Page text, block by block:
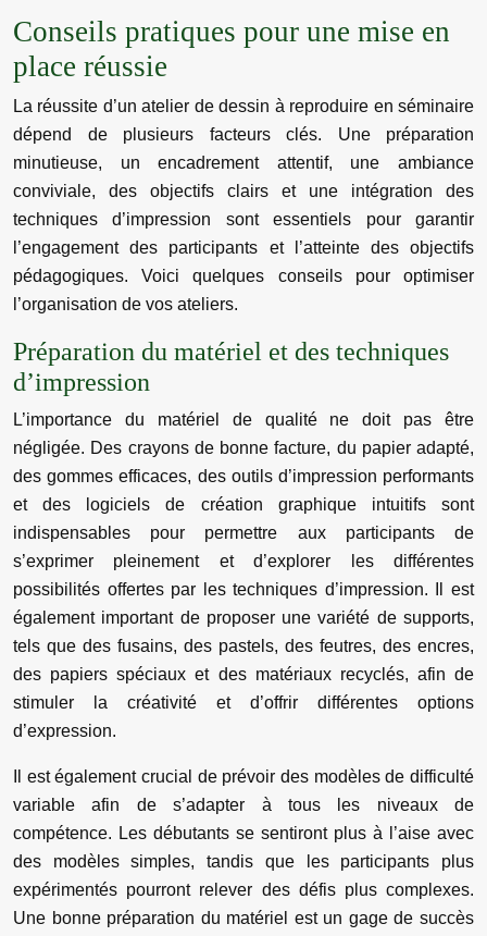
Conseils pratiques pour une mise en
place réussie
La réussite d’un atelier de dessin à reproduire en séminaire
dépend de plusieurs facteurs clés. Une préparation
minutieuse, un encadrement attentif, une ambiance
conviviale, des objectifs clairs et une intégration des
techniques d’impression sont essentiels pour garantir
l’engagement des participants et l’atteinte des objectifs
pédagogiques. Voici quelques conseils pour optimiser
l’organisation de vos ateliers.
Préparation du matériel et des techniques
d’impression
L’importance du matériel de qualité ne doit pas être
négligée. Des crayons de bonne facture, du papier adapté,
des gommes efficaces, des outils d’impression performants
et des logiciels de création graphique intuitifs sont
indispensables pour permettre aux participants de
s’exprimer pleinement et d’explorer les différentes
possibilités offertes par les techniques d’impression. Il est
également important de proposer une variété de supports,
tels que des fusains, des pastels, des feutres, des encres,
des papiers spéciaux et des matériaux recyclés, afin de
stimuler la créativité et d’offrir différentes options
d’expression.
Il est également crucial de prévoir des modèles de difficulté
variable afin de s’adapter à tous les niveaux de
compétence. Les débutants se sentiront plus à l’aise avec
des modèles simples, tandis que les participants plus
expérimentés pourront relever des défis plus complexes.
Une bonne préparation du matériel est un gage de succès